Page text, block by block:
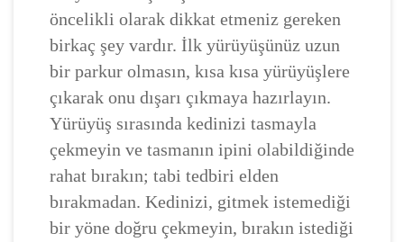
öncelikli olarak dikkat etmeniz gereken
birkaç şey vardır. İlk yürüyüşünüz uzun
bir parkur olmasın, kısa kısa yürüyüşlere
çıkarak onu dışarı çıkmaya hazırlayın.
Yürüyüş sırasında kedinizi tasmayla
çekmeyin ve tasmanın ipini olabildiğinde
rahat bırakın; tabi tedbiri elden
bırakmadan. Kedinizi, gitmek istemediği
bir yöne doğru çekmeyin, bırakın istediği